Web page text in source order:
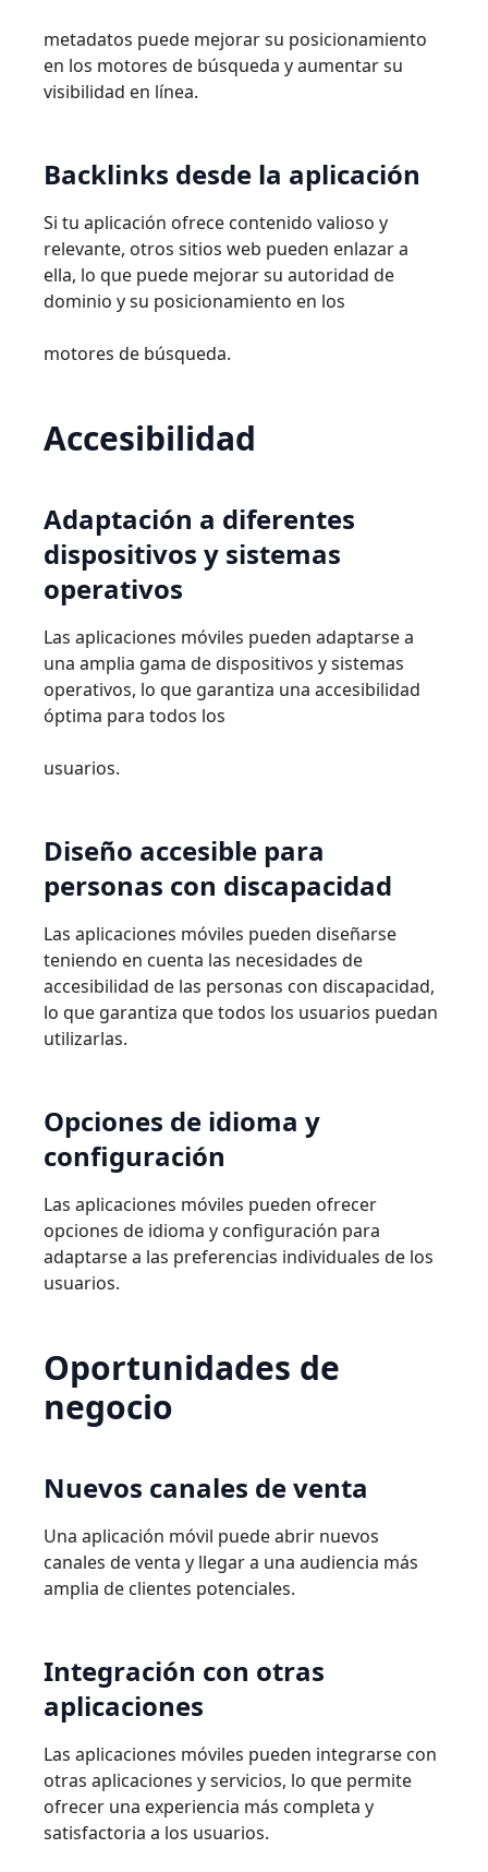
metadatos puede mejorar su posicionamiento
en los motores de búsqueda y aumentar su
visibilidad en línea.
Backlinks desde la aplicación
Si tu aplicación ofrece contenido valioso y
relevante, otros sitios web pueden enlazar a
ella, lo que puede mejorar su autoridad de
dominio y su posicionamiento en los
motores de búsqueda.
Accesibilidad
Adaptación a diferentes
dispositivos y sistemas
operativos
Las aplicaciones móviles pueden adaptarse a
una amplia gama de dispositivos y sistemas
operativos, lo que garantiza una accesibilidad
óptima para todos los
usuarios.
Diseño accesible para
personas con discapacidad
Las aplicaciones móviles pueden diseñarse
teniendo en cuenta las necesidades de
accesibilidad de las personas con discapacidad,
lo que garantiza que todos los usuarios puedan
utilizarlas.
Opciones de idioma y
conﬁguración
Las aplicaciones móviles pueden ofrecer
opciones de idioma y conﬁguración para
adaptarse a las preferencias individuales de los
usuarios.
Oportunidades de
negocio
Nuevos canales deventa
Una aplicación móvil puede abrir nuevos
canales de venta y llegar a una audiencia más
amplia de clientes potenciales.
Integración con otras
aplicaciones
Las aplicaciones móviles pueden integrarse con
otras aplicaciones y servicios, lo que permite
ofrecer una experiencia más completa y
satisfactoria a los usuarios.